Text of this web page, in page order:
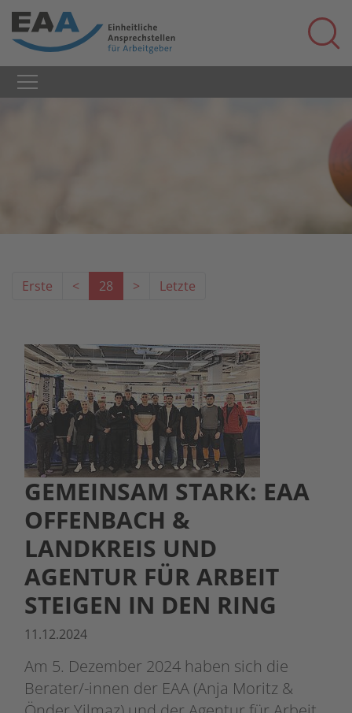
Erste < 28 > Letzte
GEMEINSAM STARK: EAA
OFFENBACH &
LANDKREIS UND
AGENTUR FÜR ARBEIT
STEIGEN IN DEN RING
11.12.2024
Am 5. Dezember 2024 haben sich die
Berater/-innen der EAA (Anja Moritz &